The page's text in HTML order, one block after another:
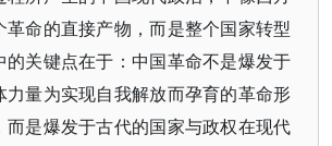
革命的直接产物，而是整个国家转型
的关键点在于：中国革命不是爆发于
力量为实现自我解放而孕育的革命形
而是爆发于古代的国家与政权在现代